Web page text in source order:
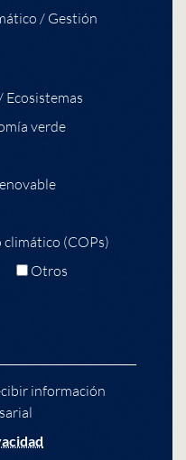
/ Gestión
verde
climático (COPs)
Otros
información